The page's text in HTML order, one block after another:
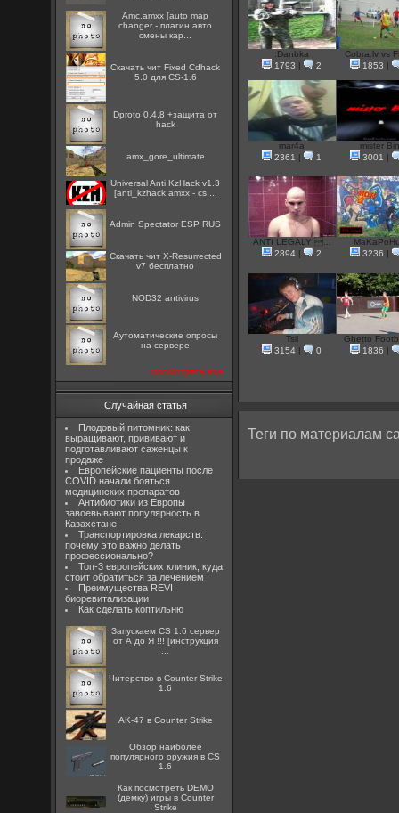
Amc.amxx [auto map
changer - плагин авто
смены кар...
Скачать чит Fixed Cdhack
5.0 для CS-1.6
Dproto 0.4.8 +защита от
hack
amx_gore_ultimate
Universal Anti KzHack v1.3
[anti_kzhack.amxx - cs ...
Admin Spectator ESP RUS
Скачать чит X-Resurrected
v7 бесплатно
NOD32 antivirus
Аутоматические опросы
на сервере
посмотреть все
Случайная статья
Плодовый питомник: как
выращивают, прививают и
подготавливают саженцы к
продаже
Европейские пациенты после
COVID начали бояться
медицинских препаратов
Антибиотики из Европы
завоевывают популярность в
Казахстане
Транспортировка лекарств:
почему это важно делать
профессионально?
Топ-3 европейских клиник, куда
стоит обратиться за лечением
Преимущества REVI
биоревитализации
Как сделать коптильню
Запускаем CS 1.6 сервер
от А до Я !!! [инструкция
Читерство в Counter Strike
1.6
AK-47 в Counter Strike
Обзор наиболее
популярного оружия в CS
1.6
Как посмотреть DEMO
(демку) игры в Counter
Strike
:Danbka
1793
| 2
Cobra.lv vs
1853
|
mar4a
2361
| 1
mister
3001
|
ANTI LEGALY ...
2894 | 2
3236
|
Tsil
3154 | 0
Ghetto
1836
|
Теги по материалам